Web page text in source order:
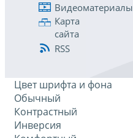
Видеоматериалы
Карта
сайта
RSS
Цвет шрифта и фона
Обычный
Контрастный
Инверсия